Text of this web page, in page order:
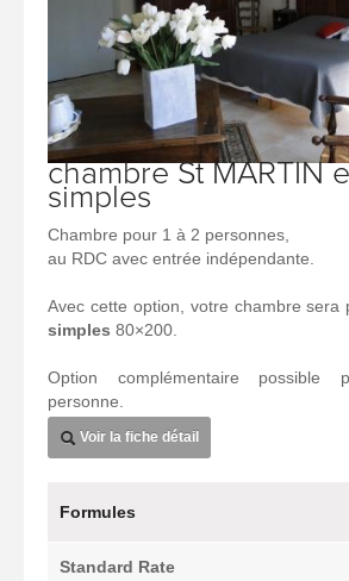
chambre St MARTIN
simples
Chambre pour 1 à 2 personnes,
au RDC avec entrée indépendante.
Avec cette option, votre chambre
simples 80×200.
Option complémentaire possible
personne.
Voir la fiche détail
Formules
Standard Rate